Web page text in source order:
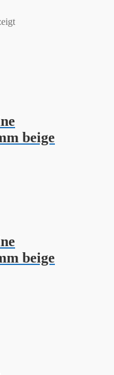
beige
beige